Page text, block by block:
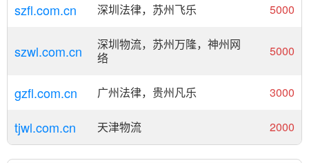
szfl.com.cn 深圳法律，苏州飞乐 5000
szwl.com.cn
深圳物流，苏州万隆，神州网
络
5000
gzfl.com.cn 广州法律，贵州凡乐 3000
tjwl.com.cn 天津物流 2000